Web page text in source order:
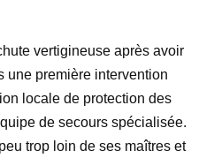
vertigineuse après avoir
une première intervention
locale de protection des
de secours spécialisée.
trop loin de ses maîtres et